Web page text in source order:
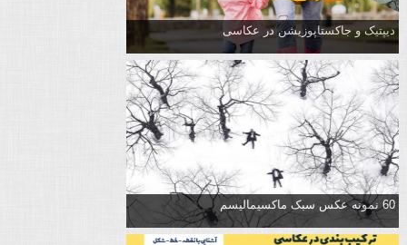
دیپتیک و جاکستا‌پوزیشن در عکاسی
60 نمونه عکس سبک ماکسیمالیسم